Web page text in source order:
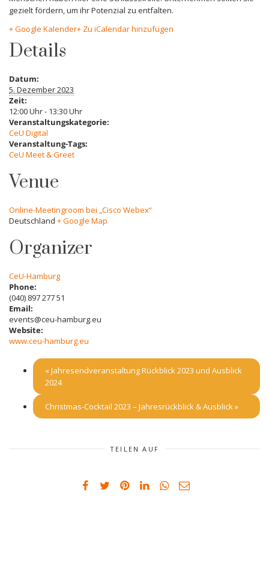
gezielt fördern, um ihr Potenzial zu entfalten.
+ Google Kalender+ Zu iCalendar hinzufügen
Details
Datum:
5. Dezember 2023
Zeit:
12:00 Uhr - 13:30 Uhr
Veranstaltungskategorie:
CeU Digital
Veranstaltung-Tags:
CeU Meet & Greet
Venue
Online-Meetingroom bei „Cisco Webex“
Deutschland + Google Map
Organizer
CeU-Hamburg
Phone:
(040) 897 277 51
Email:
events@ceu-hamburg.eu
Website:
www.ceu-hamburg.eu
«Jahresendveranstaltung Rückblick 2023 und Ausblick
2024
Christmas-Cocktail 2023 – Jahresrückblick & Ausblick»
TEILEN AUF